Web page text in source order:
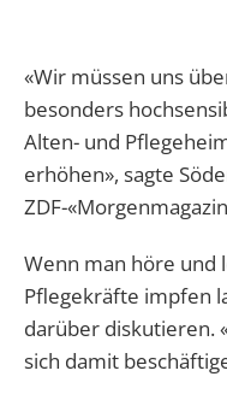
«Wir müssen uns
besonders
Alten- und
erhöhen», sagte
ZDF-
Wenn man höre und
Pflegekräfte impfen
darüber diskutieren.
sich damit